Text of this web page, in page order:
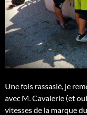
Une fois rassasié, je
avec M. Cavalerie (et
vitesses de la marque